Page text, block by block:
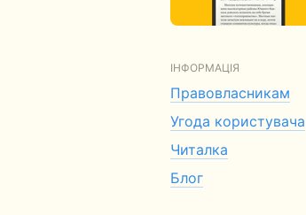
ІНФОРМАЦІЯ
Правовласникам
Угода користувача
Читалка
Блог